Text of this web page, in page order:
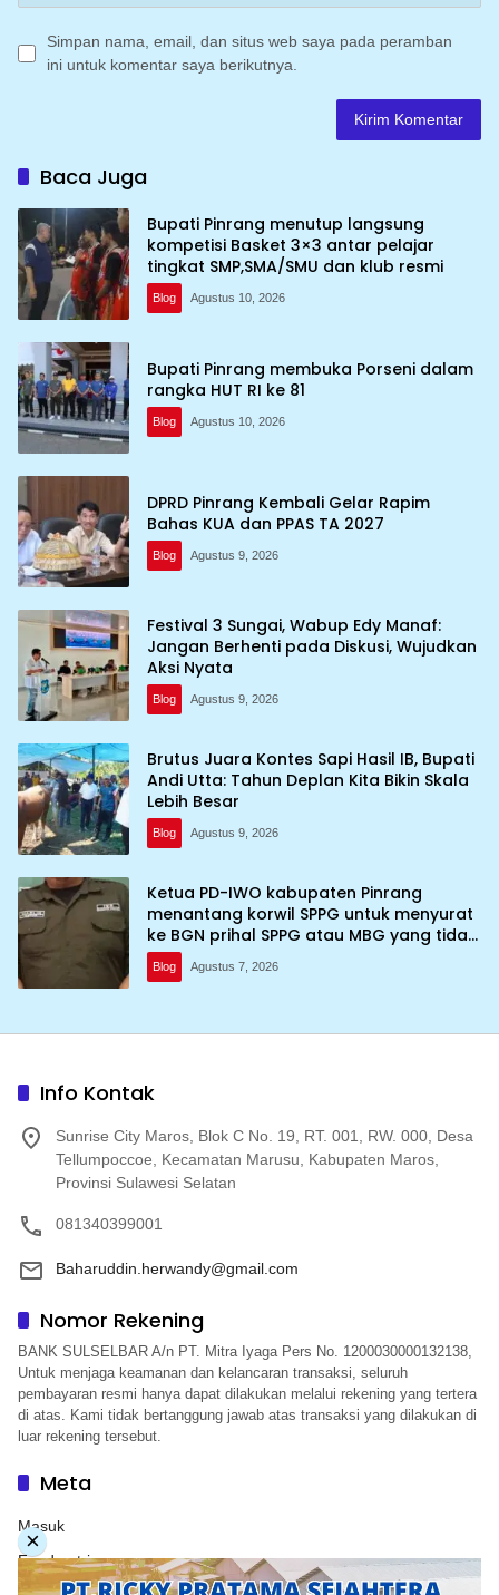
Simpan nama, email, dan situs web saya pada peramban
ini untuk komentar saya berikutnya.
Baca Juga
Bupati Pinrang menutup langsung
kompetisi Basket 3×3 antar pelajar
tingkat SMP,SMA/SMU dan klub resmi
Blog Agustus 10, 2026
Bupati Pinrang membuka Porseni dalam
rangka HUT RI ke 81
Blog Agustus 10, 2026
DPRD Pinrang Kembali Gelar Rapim
Bahas KUA dan PPAS TA 2027
Blog Agustus 9, 2026
Festival 3 Sungai, Wabup Edy Manaf:
Jangan Berhenti pada Diskusi, Wujudkan
Aksi Nyata
Blog Agustus 9, 2026
Brutus Juara Kontes Sapi Hasil IB, Bupati
Andi Utta: Tahun Deplan Kita Bikin Skala
Lebih Besar
Blog Agustus 9, 2026
Ketua PD-IWO kabupaten Pinrang
menantang korwil SPPG untuk menyurat
ke BGN prihal SPPG atau MBG yang tidak
memenuhi syarat standar dan
persyaratan teknis
Blog Agustus 7, 2026
Info Kontak
Sunrise City Maros, Blok C No. 19, RT. 001, RW. 000, Desa
Tellumpoccoe, Kecamatan Marusu, Kabupaten Maros,
Provinsi Sulawesi Selatan
081340399001
Baharuddin.herwandy@gmail.com
Nomor Rekening
BANK SULSELBAR A/n PT. Mitra Iyaga Pers No. 1200030000132138,
Untuk menjaga keamanan dan kelancaran transaksi, seluruh
pembayaran resmi hanya dapat dilakukan melalui rekening yang tertera
di atas. Kami tidak bertanggung jawab atas transaksi yang dilakukan di
luar rekening tersebut.
Meta
Masuk
Feed entri
×